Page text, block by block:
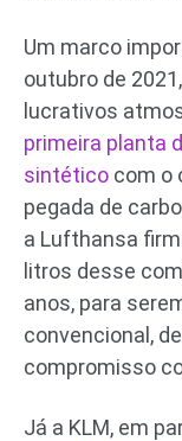
Um marco
outubro de
lucrativos
primeira planta
sintético com o
pegada de
a Lufthansa
litros desse
anos, para
convencional,
compromisso
Já a KLM, em